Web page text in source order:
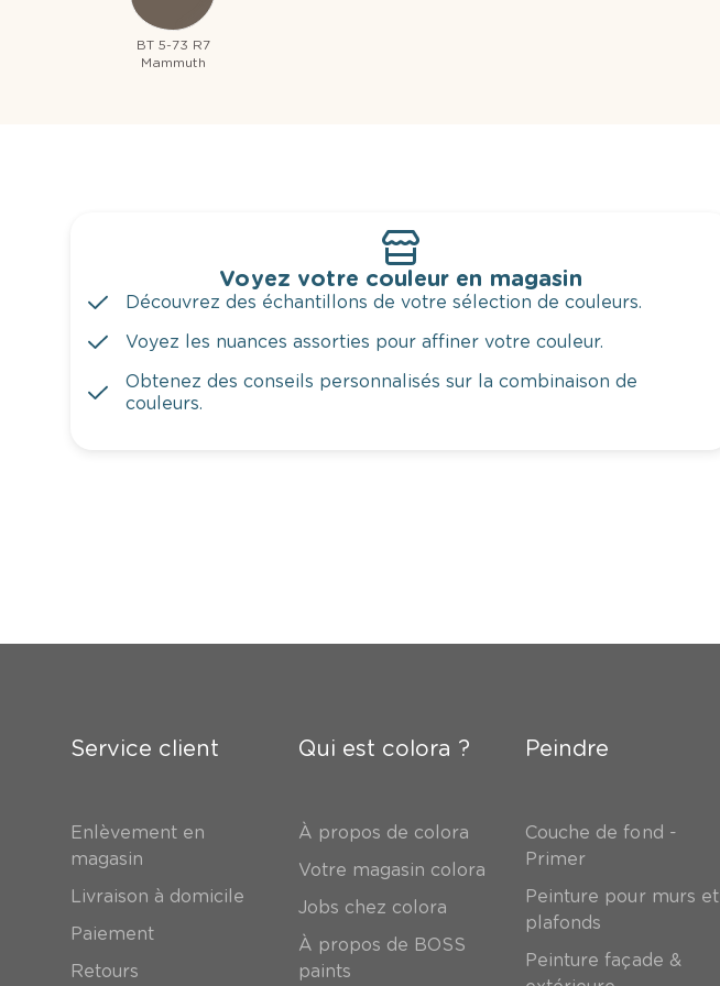
BT 5-73 R7
Mammuth
Voyez votre couleur en magasin
Découvrez des échantillons de votre sélection de couleurs.
Voyez les nuances assorties pour affiner votre couleur.
Obtenez des conseils personnalisés sur la combinaison de
couleurs.
Service client
Enlèvement en
magasin
Livraison à domicile
Paiement
Retours
Qui est colora ?
À propos de colora
Votre magasin colora
Jobs chez colora
À propos de BOSS
paints
Peindre
Couche de fond -
Primer
Peinture pour murs et
plafonds
Peinture façade &